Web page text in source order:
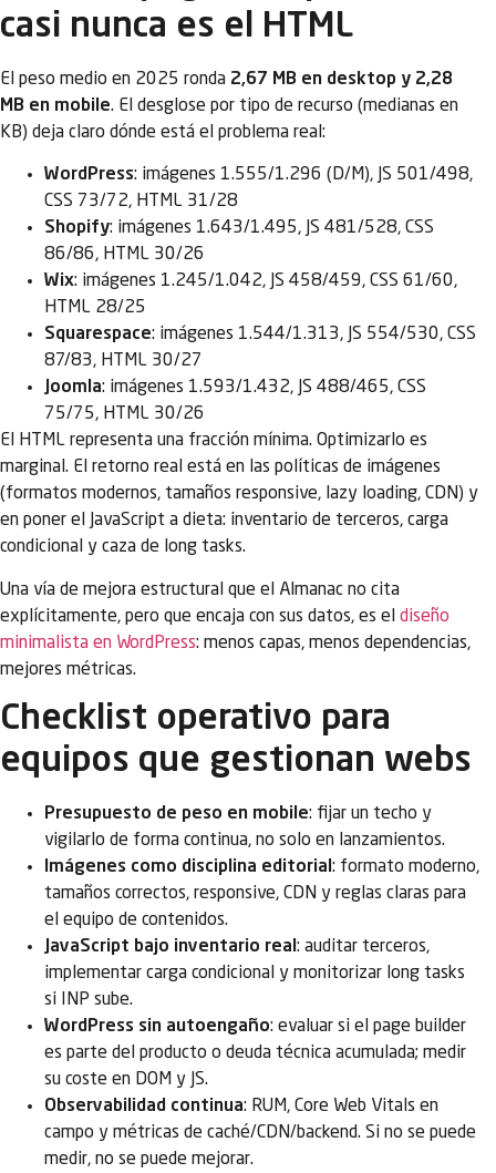
casi nunca es el HTML
El peso medio en 2025 ronda 2,67 MB en desktop y 2,28
MB en mobile. El desglose por tipo de recurso (medianas en
KB) deja claro dónde está el problema real:
WordPress: imágenes 1.555/1.296 (D/M), JS 501/498,
CSS 73/72, HTML 31/28
Shopify: imágenes 1.643/1.495, JS 481/528, CSS
86/86, HTML 30/26
Wix: imágenes 1.245/1.042, JS 458/459, CSS 61/60,
HTML 28/25
Squarespace: imágenes 1.544/1.313, JS 554/530, CSS
87/83, HTML 30/27
Joomla: imágenes 1.593/1.432, JS 488/465, CSS
75/75, HTML 30/26
El HTML representa una fracción mínima. Optimizarlo es
marginal. El retorno real está en las políticas de imágenes
(formatos modernos, tamaños responsive, lazy loading, CDN) y
en poner el JavaScript a dieta: inventario de terceros, carga
condicional y caza de long tasks.
Una vía de mejora estructural que el Almanac no cita
explícitamente, pero que encaja con sus datos, es el diseño
minimalista en WordPress: menos capas, menos dependencias,
mejores métricas.
Checklist operativo para
equipos que gestionan webs
Presupuesto de peso en mobile: fijar un techo y
vigilarlo de forma continua, no solo en lanzamientos.
Imágenes como disciplina editorial : formato moderno,
tamaños correctos, responsive, CDN y reglas claras para
el equipo de contenidos.
JavaScript bajo inventario real : auditar terceros,
implementar carga condicional y monitorizar long tasks
si INP sube.
WordPress sin autoengaño: evaluar si el page builder
es parte del producto o deuda técnica acumulada; medir
su coste en DOM y JS.
Observabilidad continua: RUM, Core Web Vitals en
campo y métricas de caché/CDN/backend. Si no se puede
medir, no se puede mejorar.